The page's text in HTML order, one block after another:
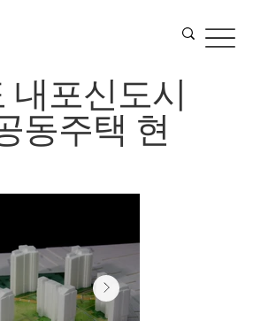
내포신도시
동주택 현